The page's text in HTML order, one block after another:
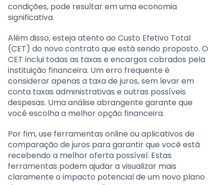
condições, pode resultar em uma economia
significativa.
Além disso, esteja atento ao Custo Efetivo Total
(CET) do novo contrato que está sendo proposto. O
CET inclui todas as taxas e encargos cobrados pela
instituição financeira. Um erro frequente é
considerar apenas a taxa de juros, sem levar em
conta taxas administrativas e outras possíveis
despesas. Uma análise abrangente garante que
você escolha a melhor opção financeira.
Por fim, use ferramentas online ou aplicativos de
comparação de juros para garantir que você está
recebendo a melhor oferta possível. Estas
ferramentas podem ajudar a visualizar mais
claramente o impacto potencial de um novo plano